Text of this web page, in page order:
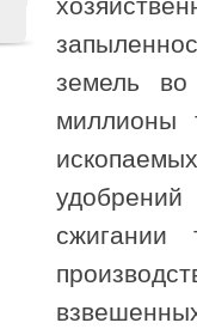
земель
миллионы